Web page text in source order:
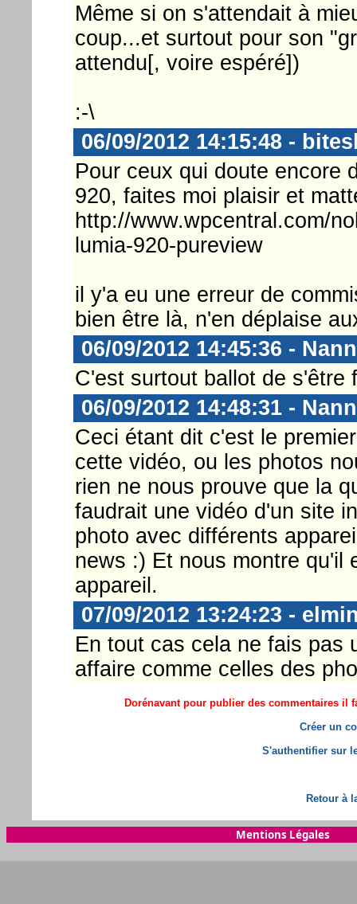
Même si on s'attendait à
coup...et surtout pour son
attendu[, voire espéré])
:-\
06/09/2012 14:15:48 -
Pour ceux qui doute encore
920, faites moi plaisir et
http://www.wpcentral.com/
lumia-920-pureview
il y'a eu une erreur de
bien être là, n'en déplaise
06/09/2012 14:45:36 -
C'est surtout ballot de s'être
06/09/2012 14:48:31 -
Ceci étant dit c'est le
cette vidéo, ou les photos
rien ne nous prouve que la
faudrait une vidéo d'un site
photo avec différents
news :) Et nous montre qu'il
appareil.
07/09/2012 13:24:23 -
En tout cas cela ne fais pas
affaire comme celles des
Dorénavant pour publier des commentaires il
Créer un
S'authentifier sur
Retour à
Mentions Légales